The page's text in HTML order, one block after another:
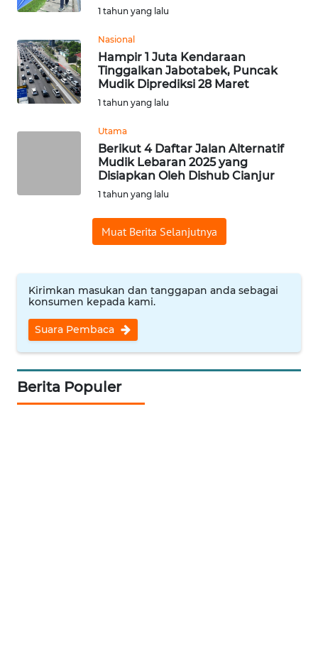
1 tahun yang lalu
Nasional
Hampir 1 Juta Kendaraan
Tinggalkan Jabotabek, Puncak
Mudik Diprediksi 28 Maret
1 tahun yang lalu
Utama
Berikut 4 Daftar Jalan Alternatif
Mudik Lebaran 2025 yang
Disiapkan Oleh Dishub Cianjur
1 tahun yang lalu
Muat Berita Selanjutnya
Kirimkan masukan dan tanggapan anda sebagai
konsumen kepada kami.
Suara Pembaca
Berita Populer
WN
CIANJUR
WN
WN
WN
WN